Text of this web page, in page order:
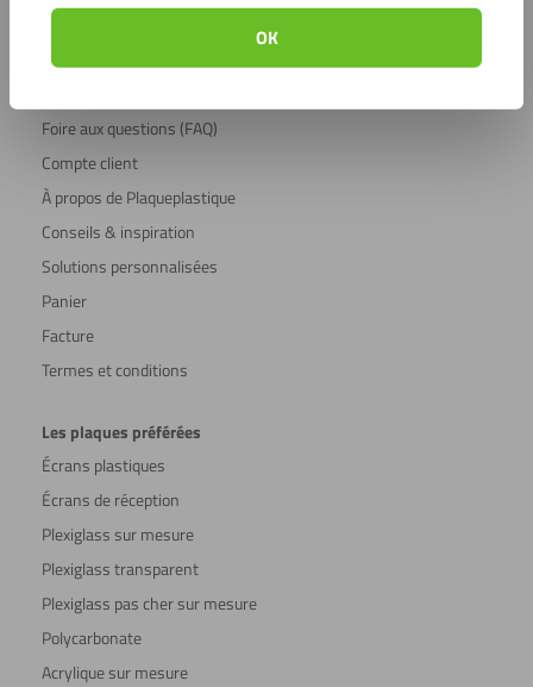
OK
Service clientèle
Foire aux questions (FAQ)
Compte client
À propos de Plaqueplastique
Conseils & inspiration
Solutions personnalisées
Panier
Facture
Termes et conditions
Les plaques préférées
Écrans plastiques
Écrans de réception
Plexiglass sur mesure
Plexiglass transparent
Plexiglass pas cher sur mesure
Polycarbonate
Acrylique sur mesure